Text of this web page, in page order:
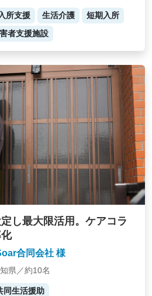
所支援 生活介護
短期入所
者支援施設
し最大限活用。ケアコラ
合同会社 様
県／約10名
同生活援助